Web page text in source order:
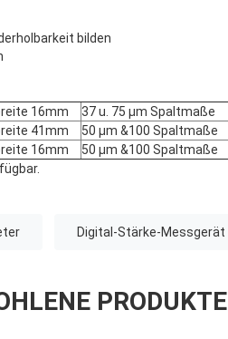
bilden
16mm
37 u. 75 µm Spaltmaße
41mm
50 µm &100 Spaltmaße
16mm
50 µm &100 Spaltmaße
Digital-Stärke-Messgerät
PRODUKTE